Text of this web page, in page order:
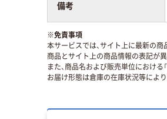
備考
※免責事項
本サービスでは、サイト上に最新の商
商品とサイト上の商品情報の表記が
また、商品名および販売単位における
お届け形態は倉庫の在庫状況等によ